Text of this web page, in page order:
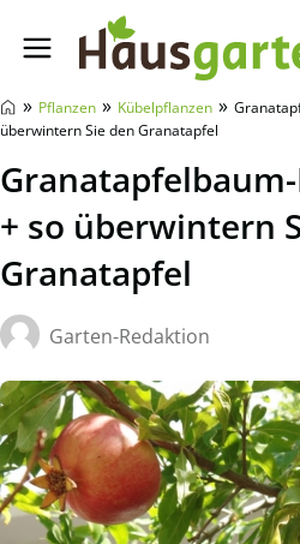
Hausgarten.net
» Pflanzen » Kübelpflanzen »
überwintern Sie den Granatapfel
+ so überwintern
Granatapfel
Garten-Redaktion